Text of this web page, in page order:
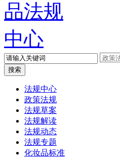
法规中心
政策法规
法规草案
法规解读
法规动态
法规专题
化妆品标准